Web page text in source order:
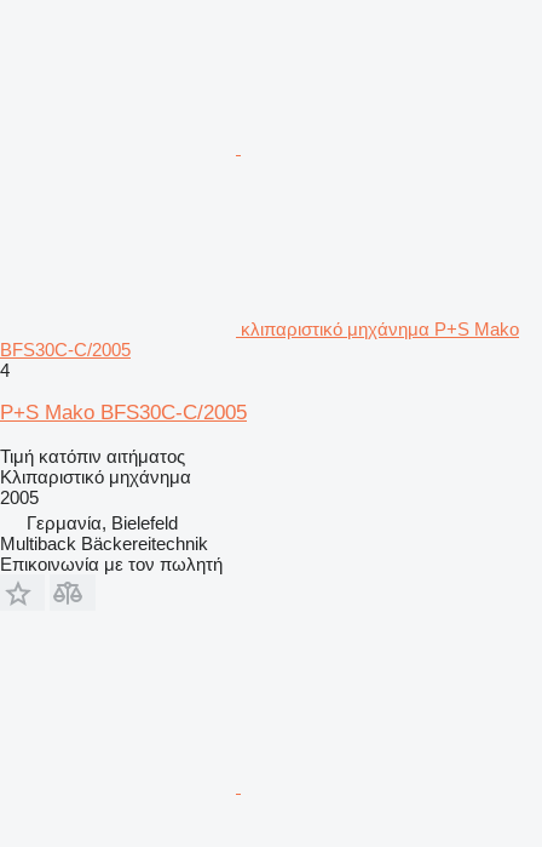
κλιπαριστικό μηχάνημα P+S Mako
BFS30C-C/2005
4
P+S Mako BFS30C-C/2005
Τιμή κατόπιν αιτήματος
Κλιπαριστικό μηχάνημα
2005
Γερμανία, Bielefeld
Multiback Bäckereitechnik
Επικοινωνία με τον πωλητή